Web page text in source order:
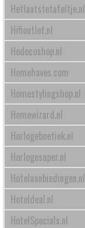
Hetlaatstetafeltje.nl
Hifioutlet.nl
Hodecoshop.nl
Homehaves.com
Homestylingshop.nl
Homewizard.nl
Horlogeboetiek.nl
Horlogesuper.nl
Hotelaanbiedingen.nl
Hoteldeal.nl
HotelSpecials.nl